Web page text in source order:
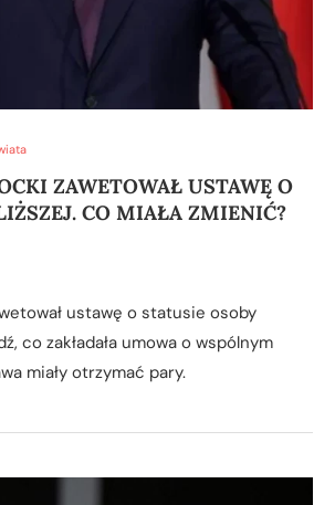
ZAWETOWAŁ USTAWĘ O
CO MIAŁA ZMIENIĆ?
ustawę o statusie osoby
co zakładała umowa o wspólnym
miały otrzymać pary.